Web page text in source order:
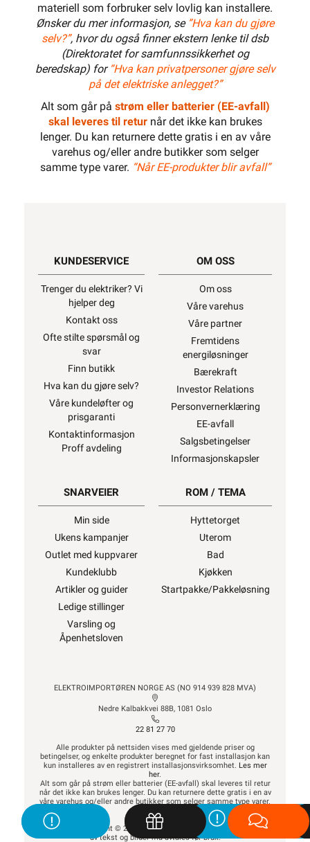
materiell som forbruker selv lovlig kan installere.
Ønsker du mer informasjon, se ”Hva kan du gjøre
selv?”, hvor du også finner ekstern lenke til dsb
(Direktoratet for samfunnssikkerhet og
beredskap) for “Hva kan privatpersoner gjøre selv
på det elektriske anlegget?”
Alt som går på strøm eller batterier (EE-avfall)
skal leveres til returnår det ikke kan brukes
lenger. Du kan returnere dette gratis i en av våre
varehus og/eller andre butikker som selger
samme type varer. “Når EE-produkter blir avfall”
KUNDESERVICE
Trenger du elektriker? Vi
hjelper deg
Kontakt oss
Ofte stilte spørsmål og
svar
Finn butikk
Hva kan du gjøre selv?
Våre kundeløfter og
prisgaranti
Kontaktinformasjon
Proff avdeling
OM OSS
Om oss
Våre varehus
Våre partner
Fremtidens
energiløsninger
Bærekraft
Investor Relations
Personvernerklæring
EE-avfall
Salgsbetingelser
Informasjonskapsler
SNARVEIER
Min side
Ukens kampanjer
Outlet med kuppvarer
Kundeklubb
Artikler og guider
Ledige stillinger
Varsling og
Åpenhetsloven
ROM / TEMA
Hyttetorget
Uterom
Bad
Kjøkken
Startpakke/Pakkeløsning
ELEKTROIMPORTØREN NORGE AS (NO 914 939 828 MVA)
Nedre Kalbakkvei 88B, 1081 Oslo
22 81 27 70
Alle produkter på nettsiden vises med gjeldende priser og
betingelser, og enkelte produkter beregnet for fast installasjon kan
kun installeres av en registrert installasjonsvirksomhet. Les mer
her.
Alt som går på strøm eller batterier (EE-avfall) skal leveres til retur
når det ikke kan brukes lenger. Du kan returnere dette gratis i en av
våre varehus og/eller andre butikker som selger samme type varer.
Alt innhold Copyright © 2009-2024 - Elektroimportøren AS. All bruk
av tekst og bilder må avtales før bruk.